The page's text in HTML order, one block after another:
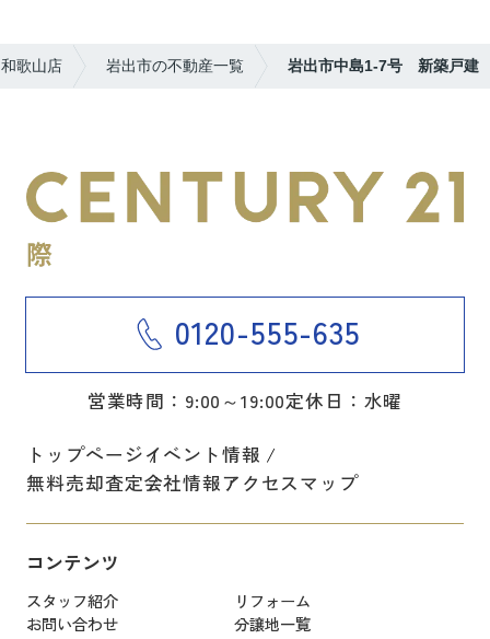
歌山店 岩出市の不動産一覧 岩出市中島1-7号 新築戸建
0120-555-635
営業時間：9:00～19:00定休日：水曜
トップページイベント情報
無料売却査定会社情報アクセスマップ
コンテンツ
スタッフ紹介
リフォーム
お問い合わせ
分譲地一覧